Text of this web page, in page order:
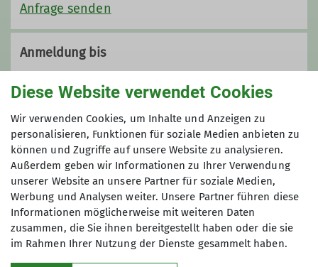
Anfrage senden
Anmeldung bis
14.02.2024
Maximale Teilnehmeranzahl
5
Diese Website verwendet Cookies
Wir verwenden Cookies, um Inhalte und Anzeigen zu
personalisieren, Funktionen für soziale Medien anbieten zu
können und Zugriffe auf unsere Website zu analysieren.
Außerdem geben wir Informationen zu Ihrer Verwendung
unserer Website an unsere Partner für soziale Medien,
Werbung und Analysen weiter. Unsere Partner führen diese
Informationen möglicherweise mit weiteren Daten
zusammen, die Sie ihnen bereitgestellt haben oder die sie
im Rahmen Ihrer Nutzung der Dienste gesammelt haben.